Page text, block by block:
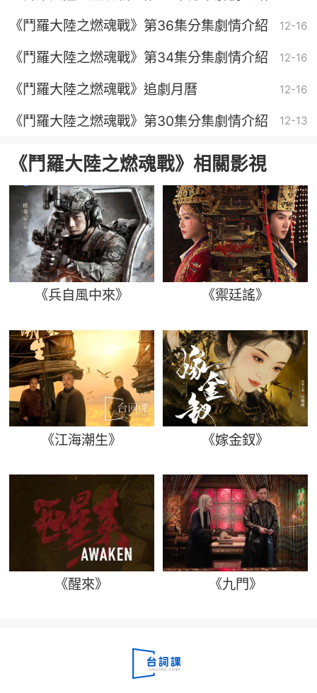
《鬥羅大陸之燃魂戰》第36集分集劇情介紹 12-16
《鬥羅大陸之燃魂戰》第34集分集劇情介紹 12-16
《鬥羅大陸之燃魂戰》追劇月曆 12-16
《鬥羅大陸之燃魂戰》第30集分集劇情介紹 12-13
《鬥羅大陸之燃魂戰》相關影視
《兵自風中來》 《禦廷謠》
《江海潮生》 《嫁金釵》
《醒來》 《九門》